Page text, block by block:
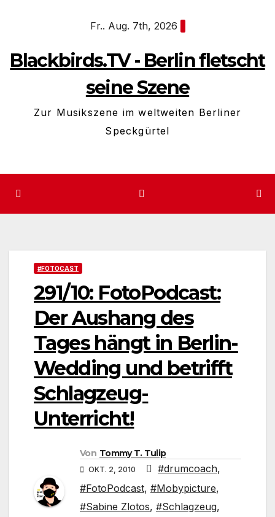
Fr.. Aug. 7th, 2026
Blackbirds.TV - Berlin fletscht
seine Szene
Zur Musikszene im weltweiten Berliner
Speckgürtel
#FOTOCAST
291/10: FotoPodcast:
Der Aushang des
Tages hängt in Berlin-
Wedding und betrifft
Schlagzeug-
Unterricht!
Von Tommy T. Tulip
OKT. 2, 2010 #drumcoach,
#FotoPodcast, #Mobypicture,
#Sabine Zlotos, #Schlagzeug,